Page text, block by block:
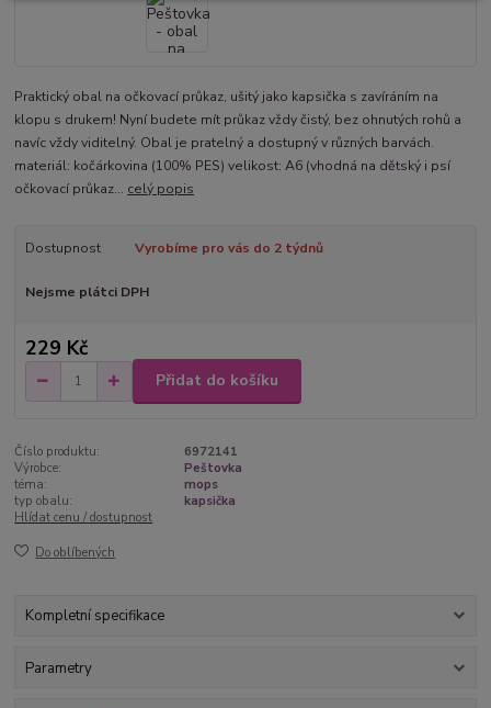
Praktický obal na očkovací průkaz, ušitý jako kapsička s zavíráním na
klopu s drukem! Nyní budete mít průkaz vždy čistý, bez ohnutých rohů a
navíc vždy viditelný. Obal je pratelný a dostupný v různých barvách.
materiál: kočárkovina (100% PES) velikost: A6 (vhodná na dětský i psí
očkovací průkaz... celý popis
Dostupnost Vyrobíme pro vás do 2 týdnů
Nejsme plátci DPH
229 Kč
Přidat do košíku
Číslo produktu:
6972141
Výrobce:
Peštovka
téma:
mops
typ obalu:
kapsička
Hlídat cenu / dostupnost
Do oblíbených
Kompletní specifikace
Parametry